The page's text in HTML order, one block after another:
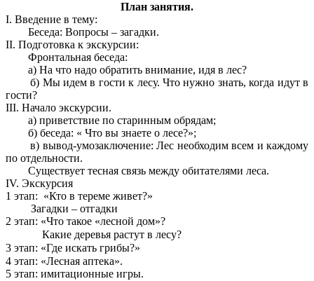
План занятия.
I. Введение в тему:
Беседа: Вопросы – загадки.
II. Подготовка к экскурсии:
Фронтальная беседа:
а) На что надо обратить внимание, идя в лес?
б) Мы идем в гости к лесу. Что нужно знать, когда идут в
гости?
III. Начало экскурсии.
а) приветствие по старинным обрядам;
б) беседа: « Что вы знаете о лесе?»;
в) вывод-умозаключение: Лес необходим всем и каждому
по отдельности.
Существует тесная связь между обитателями леса.
IV. Экскурсия
1 этап: «Кто в тереме живет?»
Загадки – отгадки
2 этап: «Что такое «лесной дом»?
Какие деревья растут в лесу?
3 этап: «Где искать грибы?»
4 этап: «Лесная аптека».
5 этап: имитационные игры.